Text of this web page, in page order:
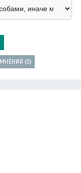
МНЕНИЯ (0)